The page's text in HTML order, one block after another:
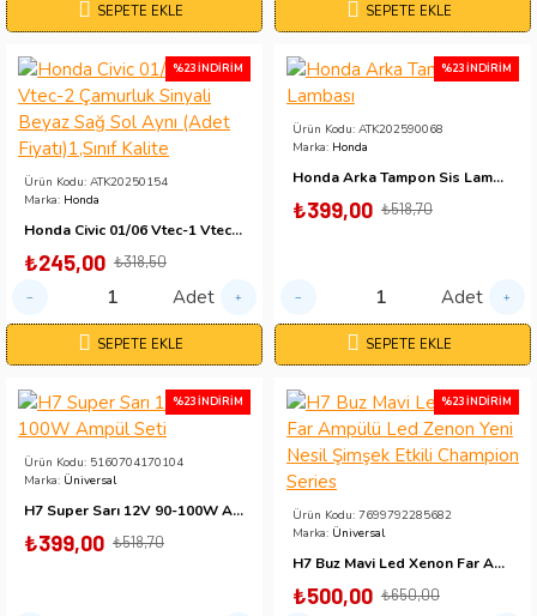
SEPETE EKLE SEPETE EKLE
%23 İNDIRIM
Ürün Kodu: ATK20250154
Marka: Honda
Honda Civic 01/06 Vtec-1 Vtec-2 Çamurluk Sinyali Beyaz Sağ Sol Aynı (Adet Fiyatı)1,Sınıf Kalite
₺245,00 ₺318,50
Adet
SEPETE EKLE
%23 İNDIRIM
Ürün Kodu: ATK202590068
Marka: Honda
Honda Arka Tampon Sis Lambası
₺399,00 ₺518,70
Adet
SEPETE EKLE
%23 İNDIRIM
Ürün Kodu: 5160704170104
Marka: Üniversal
H7 Super Sarı 12V 90-100W Ampül Seti
₺399,00 ₺518,70
%23 İNDIRIM
Ürün Kodu: 7699792285682
Marka: Üniversal
H7 Buz Mavi Led Xenon Far Ampülü Led Zenon Yeni Nesil Şimşek Etkili Champion Series
₺500,00 ₺650,00